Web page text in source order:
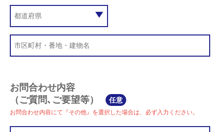
お問合わせ内容
（ご質問､ご要望等）
任意
お問合わせ内容にて『その他』を選択した場合は、必ず入力ください。